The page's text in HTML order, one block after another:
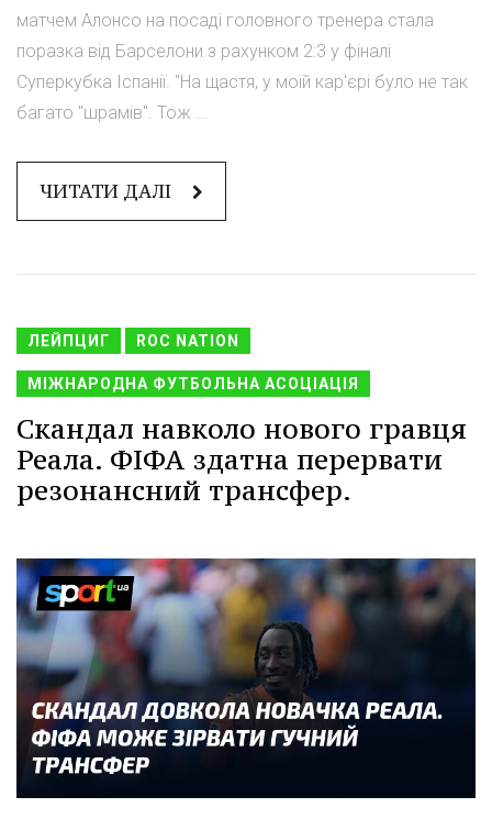
матчем Алонсо на посаді головного тренера стала
поразка від Барселони з рахунком 2:3 у фіналі
Суперкубка Іспанії. "На щастя, у моїй кар'єрі було не так
багато "шрамів". Тож ...
ЧИТАТИ ДАЛІ
ЛЕЙПЦИГ ROC NATION
МІЖНАРОДНА ФУТБОЛЬНА АСОЦІАЦІЯ
Скандал навколо нового гравця
Реала. ФІФА здатна перервати
резонансний трансфер.